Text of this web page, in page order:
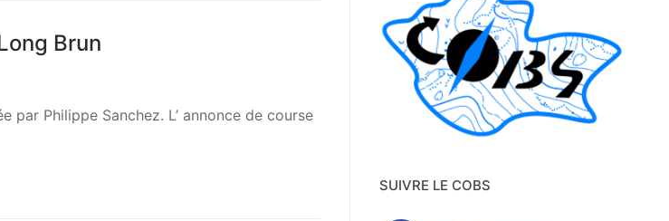
Brun
par Philippe Sanchez. L’ annonce de course
SUIVRE LE COBS